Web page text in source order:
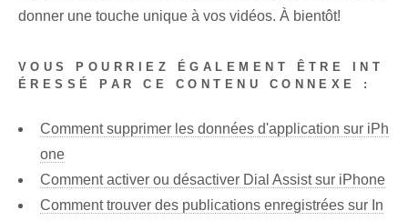
donner une touche unique à vos vidéos. À bientôt!
VOUS POURRIEZ ÉGALEMENT ÊTRE INT
ÉRESSÉ PAR CE CONTENU CONNEXE :
Comment supprimer les données d'application sur iPh
one
Comment activer ou désactiver Dial Assist sur iPhone
Comment trouver des publications enregistrées sur In